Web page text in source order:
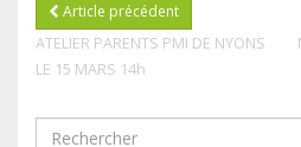
Article précédent
ATELIER PARENTS PMI DE NYONS
LE 15 MARS 14h